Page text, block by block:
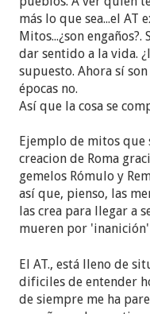
más lo que sea...el AT
Mitos...¿son
dar sentido a la vida.
supuesto. Ahora sí
épocas no.
Así que la cosa se
Ejemplo de mitos
creacion de Roma
gemelos Rómulo y
así que, pienso, las
las crea para llegar a
mueren por
El AT., está lleno de
dificiles de entender
de siempre me ha